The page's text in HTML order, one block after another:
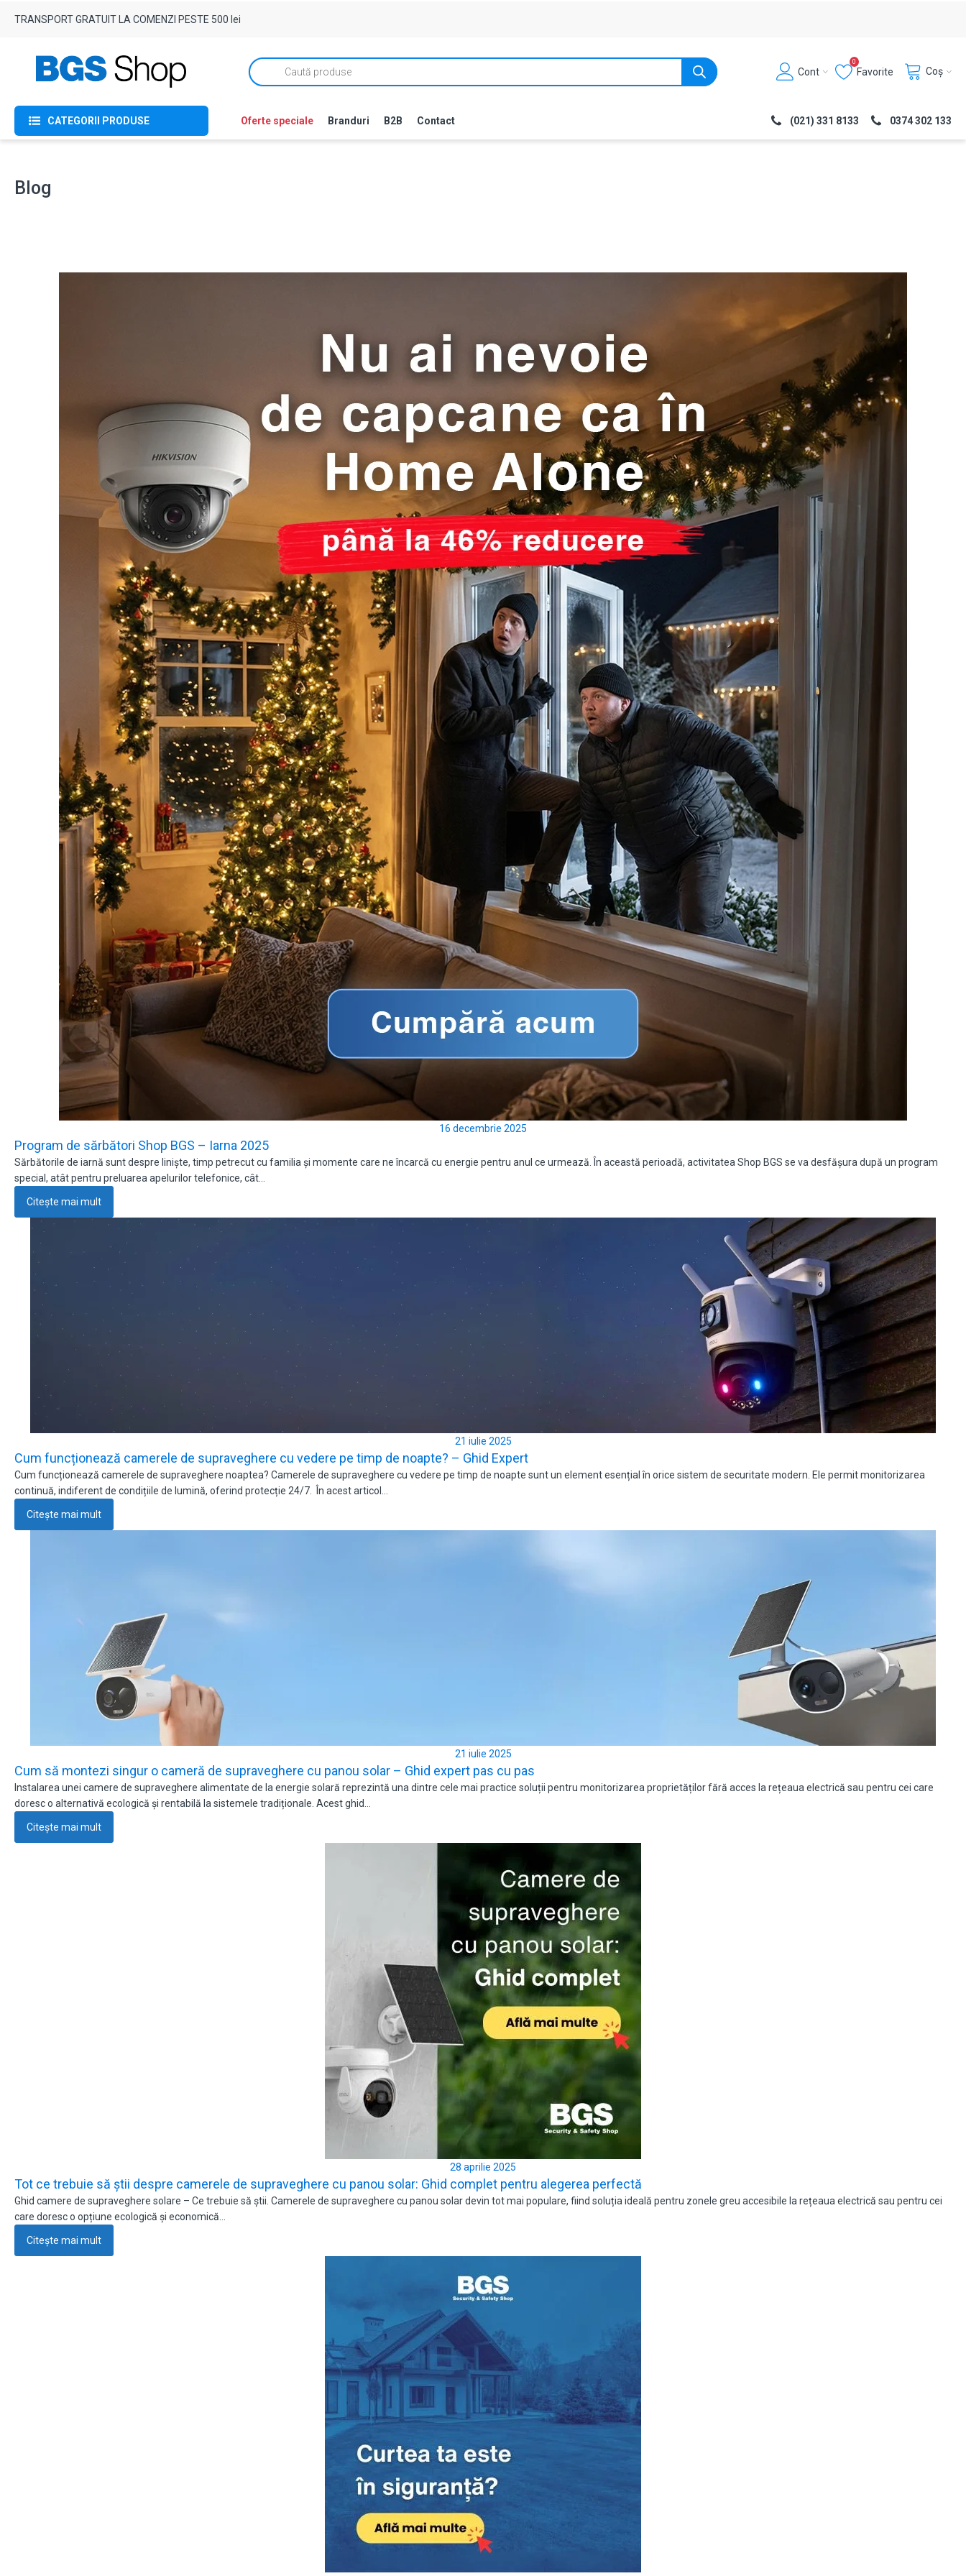
TRANSPORT GRATUIT LA COMENZI PESTE 500 lei
Products
search
Cont
0
Favorite Coș
CATEGORII PRODUSE Oferte speciale Branduri B2B Contact (021) 331 8133 0374 302 133
Blog
16 decembrie 2025
Program de sărbători Shop BGS – Iarna 2025
Sărbătorile de iarnă sunt despre liniște, timp petrecut cu familia și momente care ne încarcă cu energie pentru anul ce urmează. În această perioadă, activitatea Shop BGS se va desfășura după un program
special, atât pentru preluarea apelurilor telefonice, cât…
Citește mai mult
21 iulie 2025
Cum funcționează camerele de supraveghere cu vedere pe timp de noapte? – Ghid Expert
Cum funcționează camerele de supraveghere noaptea? Camerele de supraveghere cu vedere pe timp de noapte sunt un element esențial în orice sistem de securitate modern. Ele permit monitorizarea
continuă, indiferent de condițiile de lumină, oferind protecție 24/7. În acest articol…
Citește mai mult
21 iulie 2025
Cum să montezi singur o cameră de supraveghere cu panou solar – Ghid expert pas cu pas
Instalarea unei camere de supraveghere alimentate de la energie solară reprezintă una dintre cele mai practice soluții pentru monitorizarea proprietăților fără acces la rețeaua electrică sau pentru cei care
doresc o alternativă ecologică și rentabilă la sistemele tradiționale. Acest ghid…
Citește mai mult
28 aprilie 2025
Tot ce trebuie să știi despre camerele de supraveghere cu panou solar: Ghid complet pentru alegerea perfectă
Ghid camere de supraveghere solare – Ce trebuie să știi. Camerele de supraveghere cu panou solar devin tot mai populare, fiind soluția ideală pentru zonele greu accesibile la rețeaua electrică sau pentru cei
care doresc o opțiune ecologică și economică…
Citește mai mult